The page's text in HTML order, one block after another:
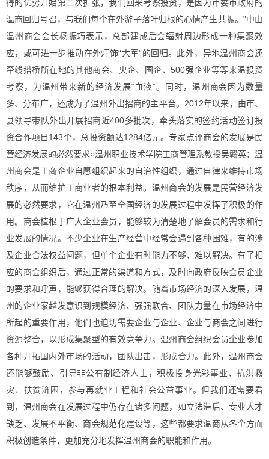
得的优势开始第二次扩张，我们回来考察投资，是因为市委市政府的
温商回归号召，与我们每个在外游子落叶归根的心情产生共振。”中山
温州商会会长杨振巧表示，总部建成后会辐射周边形成一种集聚效
应，或可进一步推动在外灯饰“大军”的回归。此外，异地温州商会还
牵线搭桥所在地的其他商会、央企、国企、500强企业等等来温投资
考察，为温州带来新的经济发展“血液”。同时，温州商会因为数量
多、分布广，还成为了温州外出招商的主平台。2012年以来，由市、
县领导带队外出开展招商近400多批次，牵头落实的签约活动签订投
资合作项目143个，总投资额达1284亿元。专家点评商会的发展是民
营经济发展的必然要求○温州职业技术学院工商管理系教授吴赣英：温
州商会是工商企业自愿组织起来的自治性组织，通过自律来维持市场
秩序，从而维护工商业者的根本利益。温州商会的发展是民营经济发
展的必然要求，它在温州乃至全国经济的发展过程中发挥了积极的作
用。商会植根于广大企业会员，能够较为清楚地了解会员的需求和行
业发展的情况。不少企业在生产经营中经常会遇到各种困难，有的涉
及企业合法权益问题，但单个企业有时能力不够、难以解决。有了相
应的商会组织后，通过正常的渠道和方式，及时向政府反映会员企业
的要求和呼声，能够获得合理的解决。随着市场经济的深入发展，温
州的企业家越发意识到规模经济、强强联合、团队力量在市场经济中
所起的重要作用，他们也迫切需要企业与企业、企业与商会之间进行
资源整合，以形成集聚型的有效竞争力。温州商会组织会员企业参加
各种开拓国内外市场的活动，团队出击，形成合力。此外，温州商会
还能够鼓励、引导非公有制经济人士，积极投身光彩事业、抗洪救
灾、扶贫济困，参与再就业工程和社会公益事业。但我们还需要看
到，温州商会在发展过程中仍存在诸多问题，如立法滞后、专业人才
缺乏、发展不平衡、商会规范化建设等，这些都要求温商从各个方面
积极创造条件，更加充分地发挥温州商会的职能和作用。